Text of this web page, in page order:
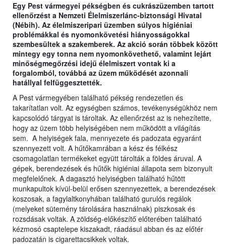
Egy Pest vármegyei pékségben és cukrászüzemben tartott
ellenőrzést a Nemzeti Élelmiszerlánc-biztonsági Hivatal
(Nébih). Az élelmiszeripari üzemben súlyos higiéniai
problémákkal és nyomonkövetési hiányosságokkal
szembesültek a szakemberek. Az akció során többek között
mintegy egy tonna nem nyomonkövethető, valamint lejárt
minőségmegőrzési idejű élelmiszert vontak ki a
forgalomból, továbbá az üzem működését azonnali
hatállyal felfüggesztették.
A Pest vármegyében található pékség rendezetlen és
takarítatlan volt. Az egységben számos, tevékenységükhöz nem
kapcsolódó tárgyat is tároltak. Az ellenőrzést az is nehezítette,
hogy az üzem több helyiségében nem működött a világítás
sem. A helyiségek fala, mennyezete és padozata egyaránt
szennyezett volt. A hűtőkamrában a kész és félkész
csomagolatlan termékeket együtt tárolták a földes áruval. A
gépek, berendezések és hűtők higiéniai állapota sem bizonyult
megfelelőnek. A dagasztó helyiségben található hűtött
munkapultok kívül-belül erősen szennyezettek, a berendezések
koszosak, a fagylaltkonyhában található gurulós regálok
(melyeket sütemény tárolására használnak) piszkosak és
rozsdásak voltak. A zöldség-előkészítő előterében található
kézmosó csaptelepe kiszakadt, ráadásul abban és az előtér
padozatán is cigarettacsikkek voltak.